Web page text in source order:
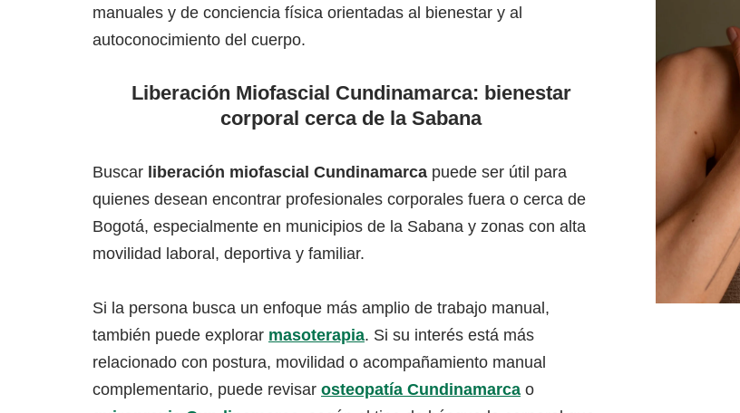
manuales y de conciencia física orientadas al bienestar y al
autoconocimiento del cuerpo.
Liberación Miofascial Cundinamarca: bienestar
corporal cerca de la Sabana
Buscar liberación miofascial Cundinamarca puede ser útil para
quienes desean encontrar profesionales corporales fuera o cerca de
Bogotá, especialmente en municipios de la Sabana y zonas con alta
movilidad laboral, deportiva y familiar.
Si la persona busca un enfoque más amplio de trabajo manual,
también puede explorar masoterapia. Si su interés está más
relacionado con postura, movilidad o acompañamiento manual
complementario, puede revisar osteopatía Cundinamarca o